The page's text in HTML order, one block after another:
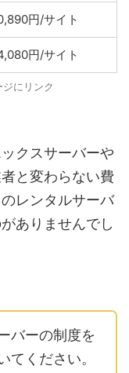
円/サイト
円/サイト
にリンク
クスサーバーや
と変わらない費
レンタルサーバ
ありませんでし
バーの制度を
てください。